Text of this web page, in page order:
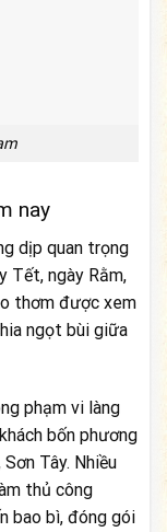
nay
dịp quan trọng
Tết, ngày Rằm,
thơm được xem
ngọt bùi giữa
phạm vi làng
bốn phương
Tây. Nhiều
thủ công
bao bì, đóng gói